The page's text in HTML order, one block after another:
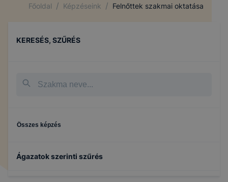
Főoldal / Képzéseink / Felnőttek szakmai oktatása
KERESÉS, SZŰRÉS
Összes képzés
Ágazatok szerinti szűrés